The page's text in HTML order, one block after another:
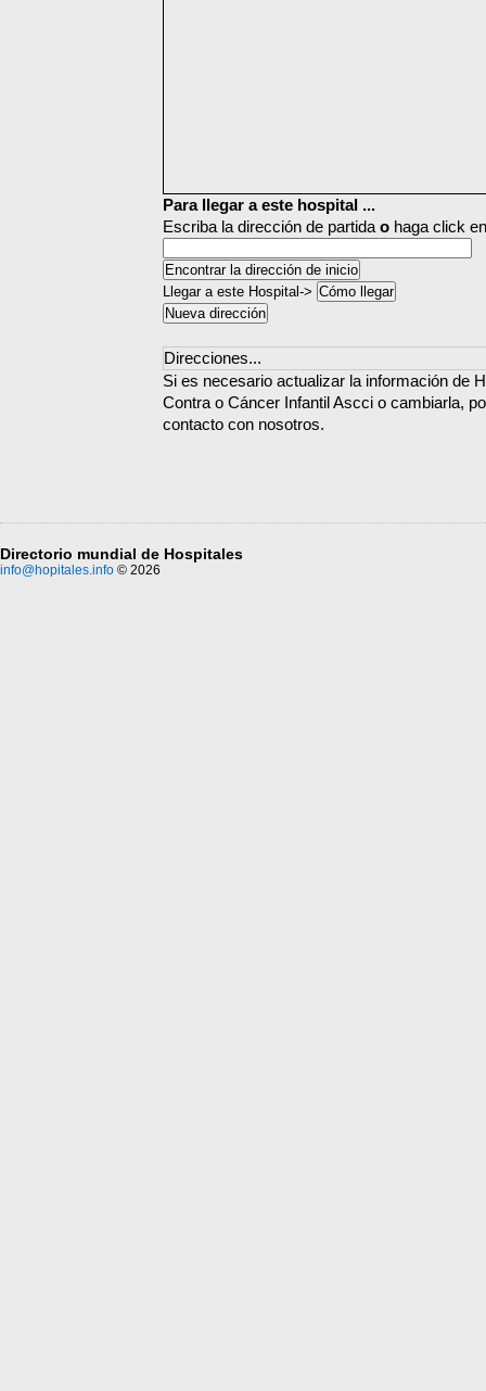
Para llegar a este hospital ...
Escriba la dirección de partida o haga click
Llegar a este Hospital->
Direcciones...
Si es necesario actualizar la información de
Contra o Cáncer Infantil Ascci o cambiarla,
contacto con nosotros.
Directorio mundial de Hospitales
info@hopitales.info © 2026